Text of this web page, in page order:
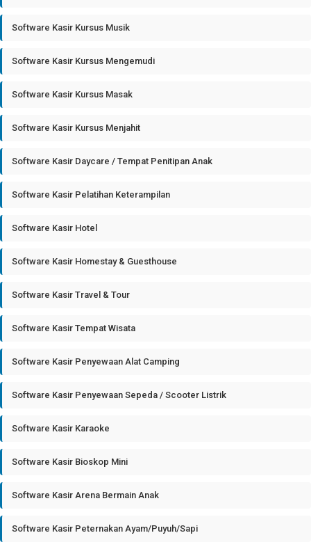
Software Kasir Kursus Musik
Software Kasir Kursus Mengemudi
Software Kasir Kursus Masak
Software Kasir Kursus Menjahit
Software Kasir Daycare / Tempat Penitipan Anak
Software Kasir Pelatihan Keterampilan
Software Kasir Hotel
Software Kasir Homestay & Guesthouse
Software Kasir Travel & Tour
Software Kasir Tempat Wisata
Software Kasir Penyewaan Alat Camping
Software Kasir Penyewaan Sepeda / Scooter Listrik
Software Kasir Karaoke
Software Kasir Bioskop Mini
Software Kasir Arena Bermain Anak
Software Kasir Peternakan Ayam/Puyuh/Sapi